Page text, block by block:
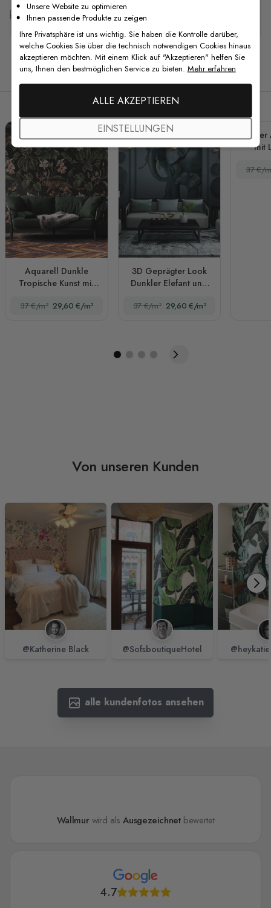
Kostenlose Anpassung
Verwandte Produkte
Aquarell Dunkle
Tropische Kunst mit
37 €/m² 29,60 €/m²
3D Geprägter Look
Dunkler Elefant und
37 €/m² 29,60 €/m²
mit
37 €/
Von unseren Kunden
@Katherine Black @SofsboutiqueHotel
alle kundenfotos ansehen
Wallmur wird alsAusgezeichnetbewertet
4.7
Unsere Website zu optimieren
Ihnen passende Produkte zu zeigen
Ihre Privatsphäre ist uns wichtig. Sie haben die Kontrolle darüber,
welche Cookies Sie über die technisch notwendigen Cookies hinaus
akzeptieren möchten. Mit einem Klick auf "Akzeptieren" helfen Sie
uns, Ihnen den bestmöglichen Service zu bieten. Mehr erfahren
ALLE AKZEPTIEREN
EINSTELLUNGEN